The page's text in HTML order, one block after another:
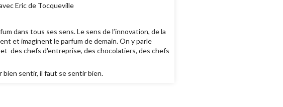
Eric de Tocqueville
dans tous ses sens. Le sens de l’innovation, de la
et imaginent le parfum de demain. On y parle
des chefs d'entreprise, des chocolatiers, des chefs
sentir, il faut se sentir bien.